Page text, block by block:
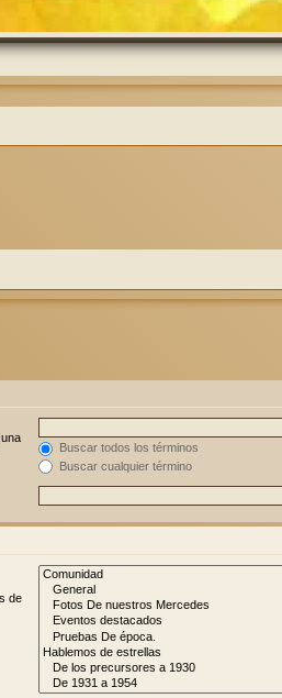
Buscar todos los términos
Buscar cualquier término
de